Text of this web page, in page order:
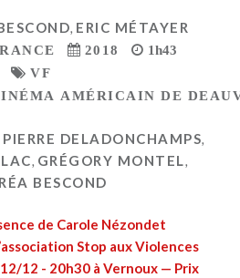
, ERIC MÉTAYER
2018
1h43
VF
AMÉRICAIN DE
PIERRE DELADONCHAMPS,
, GRÉGORY MONTEL,
BESCOND
de Carole Nézondet
Stop aux Violences
12 - 20h30 à Vernoux — Prix